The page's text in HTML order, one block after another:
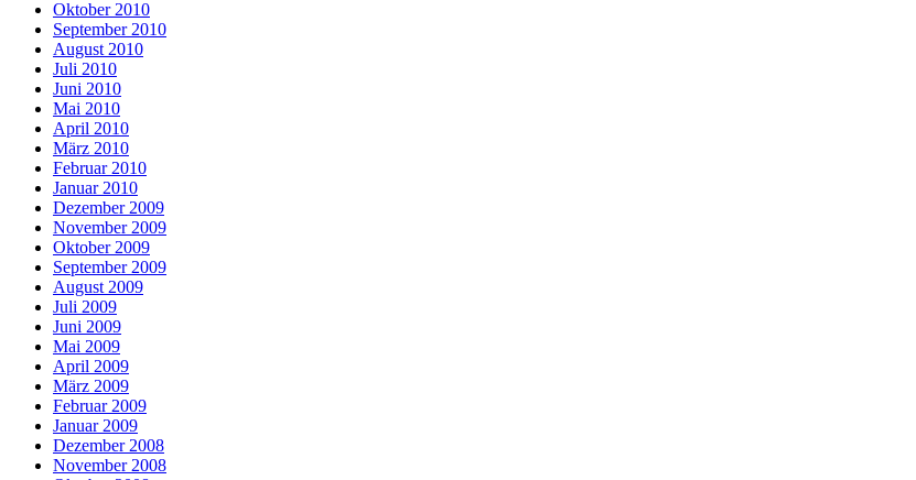
Oktober 2010
September 2010
August 2010
Juli 2010
Juni 2010
Mai 2010
April 2010
März 2010
Februar 2010
Januar 2010
Dezember 2009
November 2009
Oktober 2009
September 2009
August 2009
Juli 2009
Juni 2009
Mai 2009
April 2009
März 2009
Februar 2009
Januar 2009
Dezember 2008
November 2008